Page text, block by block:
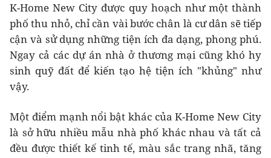
K-Home New City được quy hoạch như một thành
phố thu nhỏ, chỉ cần vài bước chân là cư dân sẽ tiếp
cận và sử dụng những tiện ích đa dạng, phong phú.
Ngay cả các dự án nhà ở thương mại cũng khó hy
sinh quỹ đất để kiến tạo hệ tiện ích "khủng" như
vậy.
Một điểm mạnh nổi bật khác của K-Home New City
là sở hữu nhiều mẫu nhà phố khác nhau và tất cả
đều được thiết kế tinh tế, màu sắc trang nhã, tăng